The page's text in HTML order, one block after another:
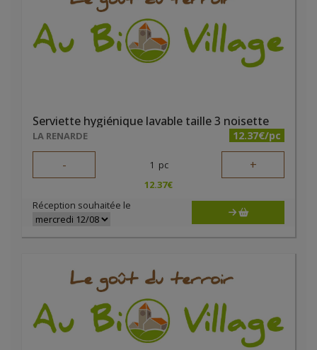
Serviette hygiénique lavable taille 3 noisette
LA RENARDE 12.37€/pc
- 1 pc +
12.37€
Réception souhaitée le